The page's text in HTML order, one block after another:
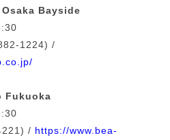
Osaka Bayside
1224) /
Fukuoka
/ https://www.bea-